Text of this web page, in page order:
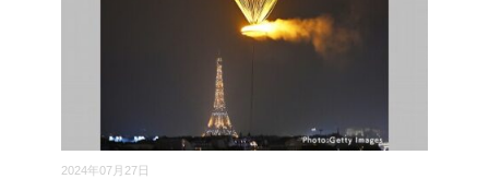
2024年07月27日